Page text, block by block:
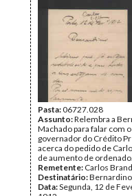
Pasta:06727.028
Assunto:Relembra a
Machado para falar com o
governador do Crédito
acerca do pedido de
de aumento de
Remetente: Carlos
Destinatário:
Data:Segunda, 12 de